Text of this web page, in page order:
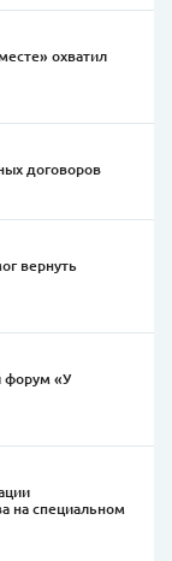
охватил
договоров
вернуть
форум «У
на специальном